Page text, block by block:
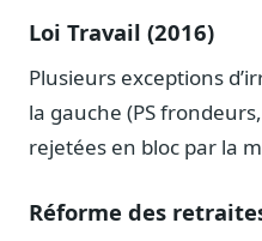
1027 termes expliqués
Glossaire affaires
Lexique par thème métier
Sources couvertes
Nouveautés produit
Loi Travail (2016)
Plusieurs exceptions
la gauche (PS
rejetées en bloc par la
Réforme des